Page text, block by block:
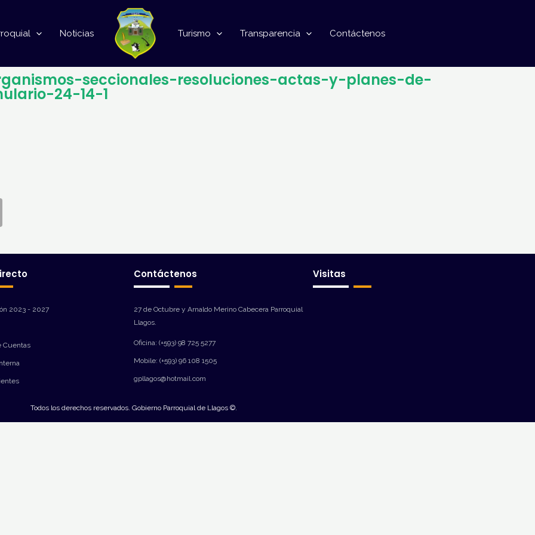
Noticias Turismo Transparencia Contáctenos
seccionales-resoluciones-actas-y-planes-de-
24-14-1
2023 - 2027
Cuentas
Contáctenos
27 de Octubre y Arnaldo Merino Cabecera Parroquial
Llagos.
Oficina: (+593) 98 725 5277
Mobile: (+593) 96 108 1505
gpllagos@hotmail.com
Visitas
Todos los derechos reservados. Gobierno Parroquial de Llagos ©.